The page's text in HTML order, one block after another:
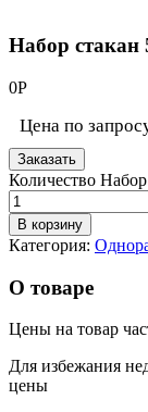
Набор
0Р
Цена по
Заказать
Количество
В корзину
Категория:
О товаре
Цены на товар
Для избежания
цены